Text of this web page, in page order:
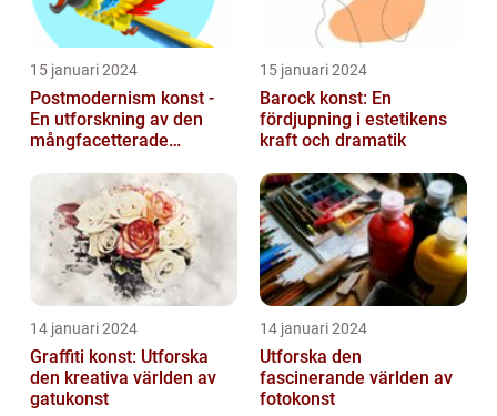
15 januari 2024
Postmodernism konst -
En utforskning av den
mångfacetterade
15 januari 2024
Barock konst: En
fördjupning i estetikens
kraft och dramatik
14 januari 2024
Graffiti konst: Utforska
den kreativa världen av
gatukonst
14 januari 2024
Utforska den
fascinerande världen av
fotokonst